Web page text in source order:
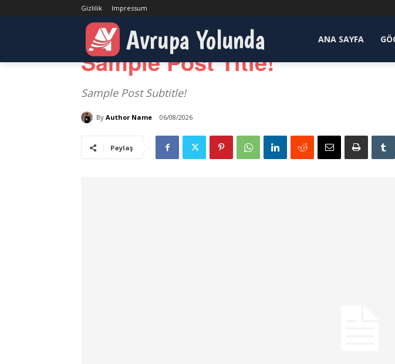
Gizlilik Impressum
Avrupa Yolunda ANA SAYFA
Ana Sayfa Parent Category Primary/Child Category Article Title ...
Category I Category II Category III
Sample Post Title!
Sample Post Subtitle!
By Author Name 06/08/2026
Paylaş